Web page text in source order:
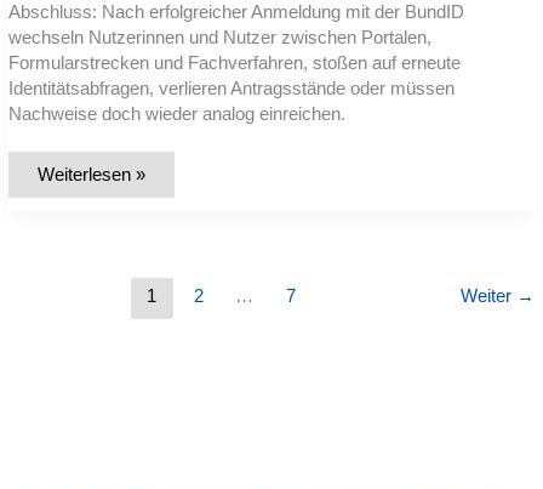
Abschluss: Nach erfolgreicher Anmeldung mit der BundID
wechseln Nutzerinnen und Nutzer zwischen Portalen,
Formularstrecken und Fachverfahren, stoßen auf erneute
Identitätsabfragen, verlieren Antragsstände oder müssen
Nachweise doch wieder analog einreichen.
Warum
Weiterlesen »
1 2 … 7 Weiter →